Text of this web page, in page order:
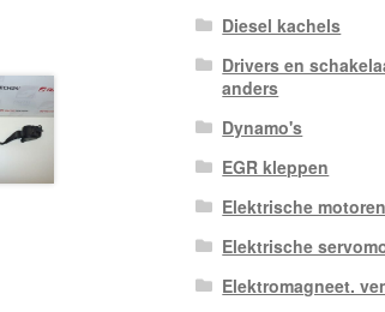
Diesel kachels
Drivers en
anders
Dynamo's
EGR kleppen
Elektrische motoren
Elektrische
Elektromagneet.